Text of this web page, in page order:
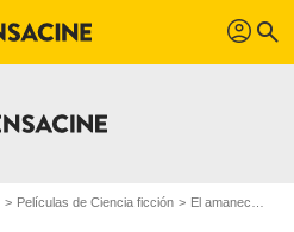
profil search
Películas de Ciencia ficción El amanecer del planeta de los simios